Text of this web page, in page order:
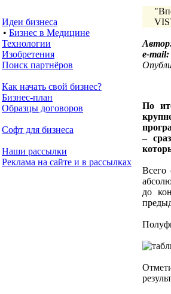
Идеи бизнеса
• Бизнес в Медицине
Технологии
Изобретения
Поиск партнёров
Как начать свой бизнес?
Бизнес-план
Образцы договоров
Cофт для бизнеса
Наши рассылки
Реклама на сайте и в рассылках
e-mail:
По
–
Всего
до